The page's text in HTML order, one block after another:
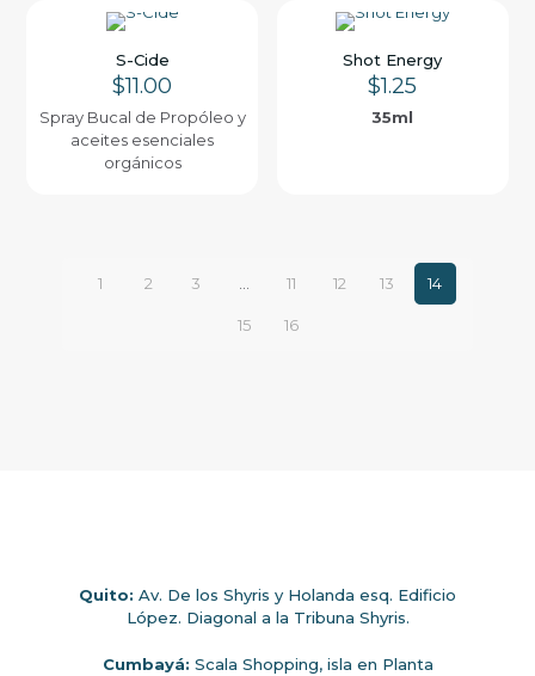
S-Cide
$11.00
Spray Bucal de Propóleo y
aceites esenciales
orgánicos
Shot Energy
$1.25
35ml
1 2 3 11 12 13 14
15 16
Quito: Av. De los Shyris y Holanda esq. Edificio
López. Diagonal a la Tribuna Shyris.
Cumbayá: Scala Shopping, isla en Planta